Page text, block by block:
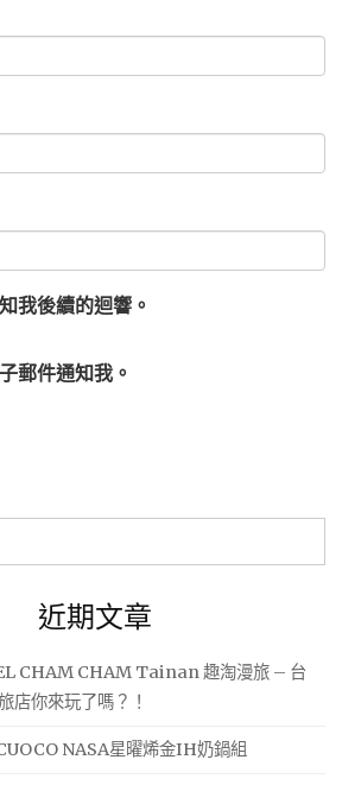
我後續的迴響。
郵件通知我。
近期文章
CHAM CHAM Tainan 趣淘漫旅 – 台
店你來玩了嗎？！
NASA星曜烯金IH奶鍋組